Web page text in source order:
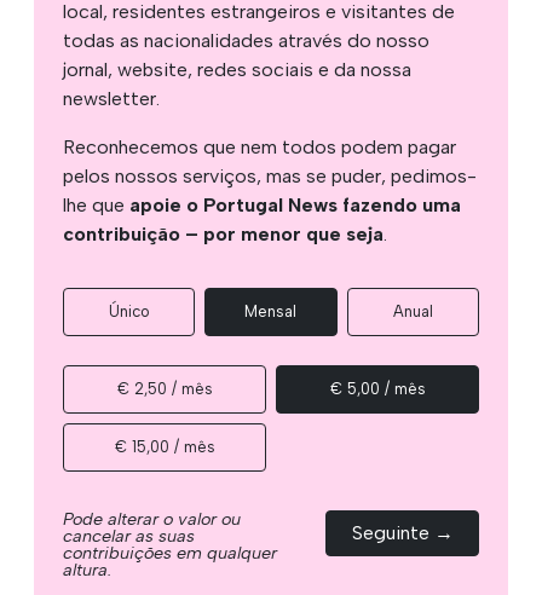
local, residentes estrangeiros e visitantes de
todas as nacionalidades através do nosso
jornal, website, redes sociais e da nossa
newsletter.
Reconhecemos que nem todos podem pagar
pelos nossos serviços, mas se puder, pedimos-
lhe que apoie o Portugal News fazendo uma
contribuição – por menor que seja.
Único Mensal Anual
€ 2,50 / mês € 5,00 / mês
€ 15,00 / mês
Pode alterar o valor ou
cancelar as suas
contribuições em qualquer
altura.
Seguinte →